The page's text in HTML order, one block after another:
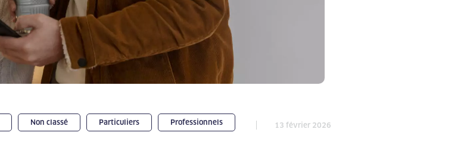
Non classé Particuliers Professionnels 13 février 2026